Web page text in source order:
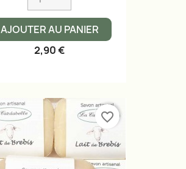
AJOUTER AU PANIER
2,90 €
favorite_border